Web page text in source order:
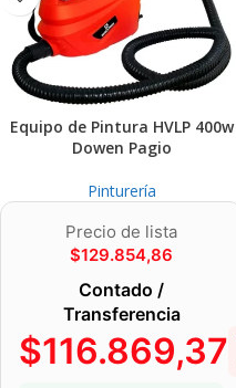
Equipo de Pintura HVLP 400w
Dowen Pagio
Pinturería
Precio de lista
$129.854,86
Contado /
Transferencia
$116.869,37